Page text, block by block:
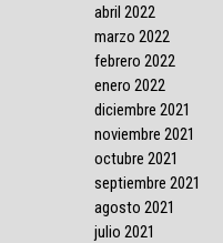
abril 2022
marzo 2022
febrero 2022
enero 2022
diciembre 2021
noviembre 2021
octubre 2021
septiembre 2021
agosto 2021
julio 2021